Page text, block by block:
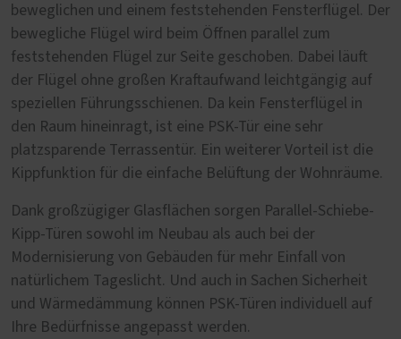
beweglichen und einem feststehenden Fensterflügel. Der
bewegliche Flügel wird beim Öffnen parallel zum
feststehenden Flügel zur Seite geschoben. Dabei läuft
der Flügel ohne großen Kraftaufwand leichtgängig auf
speziellen Führungsschienen. Da kein Fensterflügel in
den Raum hineinragt, ist eine PSK-Tür eine sehr
platzsparende Terrassentür. Ein weiterer Vorteil ist die
Kippfunktion für die einfache Belüftung der Wohnräume.
Dank großzügiger Glasflächen sorgen Parallel-Schiebe-
Kipp-Türen sowohl im Neubau als auch bei der
Modernisierung von Gebäuden für mehr Einfall von
natürlichem Tageslicht. Und auch in Sachen Sicherheit
und Wärmedämmung können PSK-Türen individuell auf
Ihre Bedürfnisse angepasst werden.